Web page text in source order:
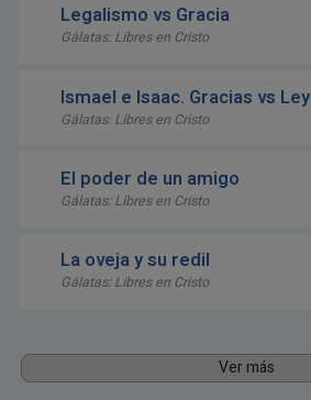
Legalismo vs Gracia
Gálatas: Libres en Cristo
Ismael e Isaac. Gracias vs Ley
Gálatas: Libres en Cristo
El poder de un amigo
Gálatas: Libres en Cristo
La oveja y su redil
Gálatas: Libres en Cristo
Ver más